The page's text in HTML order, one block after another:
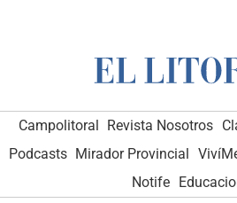
Campolitoral Revista Nosotros
Podcasts Mirador Provincial
Notife